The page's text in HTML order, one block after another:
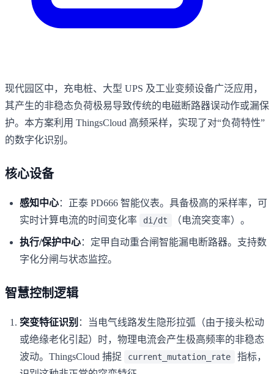
现代园区中，充电桩、大型 UPS 及工业变频设备广泛应用，
其产生的非稳态负荷极易导致传统的电磁断路器误动作或漏保
护。本方案利用 ThingsCloud 高频采样，实现了对“负荷特性”
的数字化识别。
核心设备
感知中心：正泰 PD666 智能仪表。具备极高的采样率，可
实时计算电流的时间变化率
di/dt （电流突变率）。
执行/保护中心：定甲自动重合闸智能漏电断路器。支持数
字化分闸与状态监控。
智慧控制逻辑
突变特征识别 ：当电气线路发生隐形拉弧（由于接头松动
或绝缘老化引起）时，物理电流会产生极高频率的非稳态
波动。ThingsCloud 捕捉
current_mutation_rate
指标，